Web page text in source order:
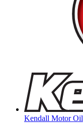
Kendall Motor Oil